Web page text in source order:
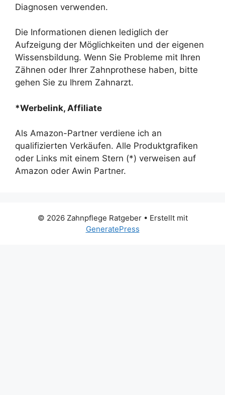
Diagnosen verwenden.
Die Informationen dienen lediglich der
Aufzeigung der Möglichkeiten und der eigenen
Wissensbildung. Wenn Sie Probleme mit Ihren
Zähnen oder Ihrer Zahnprothese haben, bitte
gehen Sie zu Ihrem Zahnarzt.
*Werbelink, Affiliate
Als Amazon-Partner verdiene ich an
qualifizierten Verkäufen. Alle Produktgrafiken
oder Links mit einem Stern (*) verweisen auf
Amazon oder Awin Partner.
© 2026 Zahnpflege Ratgeber• Erstellt mit
GeneratePress